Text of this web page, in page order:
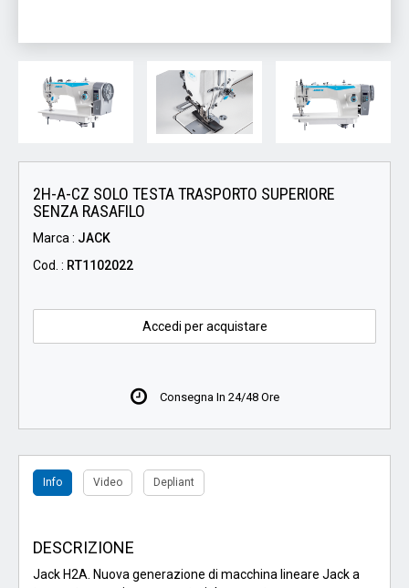
2H-A-CZ SOLO TESTA TRASPORTO SUPERIORE
SENZA RASAFILO
Marca : JACK
Cod. : RT1102022
Accedi per acquistare
Consegna In 24/48 Ore
Info Video Depliant
DESCRIZIONE
Jack H2A. Nuova generazione di macchina lineare Jack a